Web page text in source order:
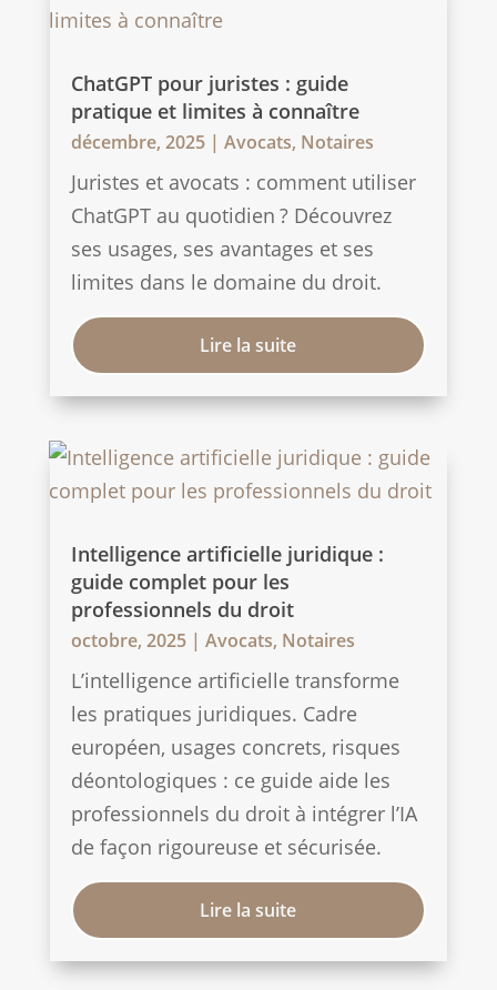
ChatGPT pour juristes : guide
pratique et limites à connaître
décembre, 2025| Avocats, Notaires
Juristes et avocats : comment utiliser
ChatGPT au quotidien ? Découvrez
ses usages, ses avantages et ses
limites dans le domaine du droit.
Lire la suite
Intelligence artificielle juridique :
guide complet pour les
professionnels du droit
octobre, 2025| Avocats, Notaires
L’intelligence artificielle transforme
les pratiques juridiques. Cadre
européen, usages concrets, risques
déontologiques : ce guide aide les
professionnels du droit à intégrer l’IA
de façon rigoureuse et sécurisée.
Lire la suite